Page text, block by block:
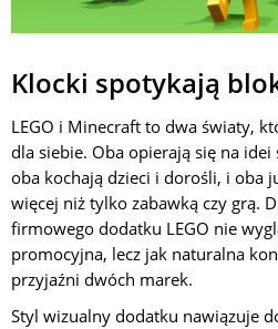
Klocki spotykają
LEGO i Minecraft to dwa światy,
dla siebie. Oba opierają się na
oba kochają dzieci i dorośli, i oba
więcej niż tylko zabawką czy grą.
firmowego dodatku LEGO nie
promocyjna, lecz jak naturalna
przyjaźni dwóch marek.
Styl wizualny dodatku nawiązuje